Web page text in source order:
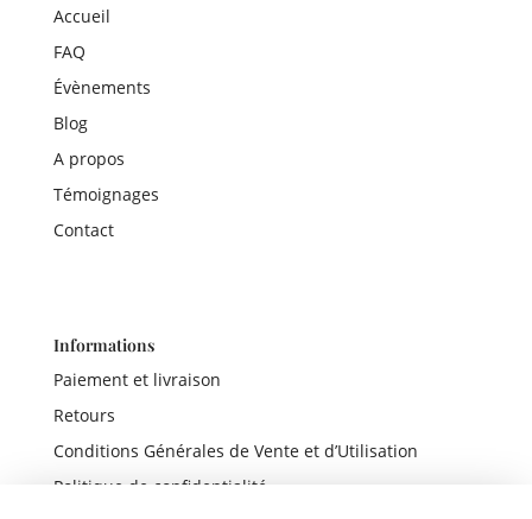
Accueil
FAQ
Évènements
Blog
A propos
Témoignages
Contact
Informations
Paiement et livraison
Retours
Conditions Générales de Vente et d’Utilisation
Politique de confidentialité